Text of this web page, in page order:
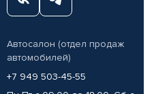
Автосалон (отдел продаж
автомобилей)
+7 949 503-45-55